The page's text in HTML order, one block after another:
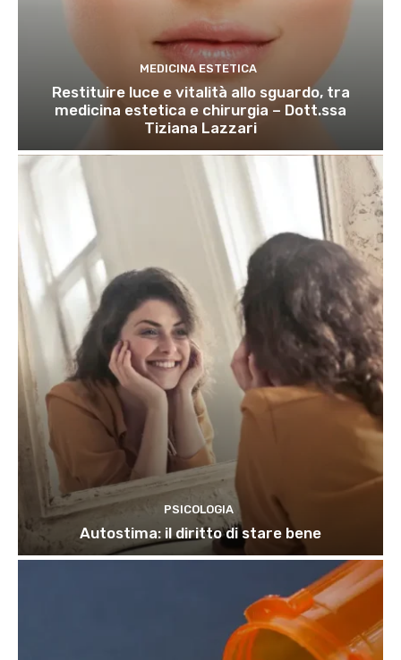
MEDICINA ESTETICA
Restituire luce e vitalità allo sguardo, tra
medicina estetica e chirurgia – Dott.ssa
Tiziana Lazzari
PSICOLOGIA
Autostima: il diritto di stare bene